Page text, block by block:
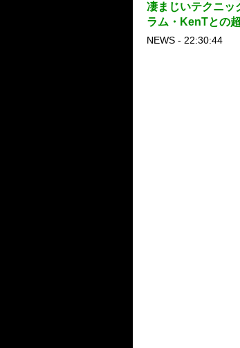
凄まじいテクニッ
ラム・KenTとの
NEWS - 22:30:44